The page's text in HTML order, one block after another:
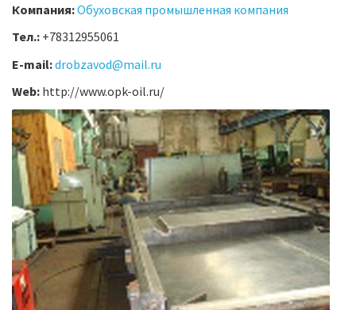
Компания:Обуховская промышленная компания
Тел.: +78312955061
E-mail:drobzavod@mail.ru
Web: http://www.opk-oil.ru/